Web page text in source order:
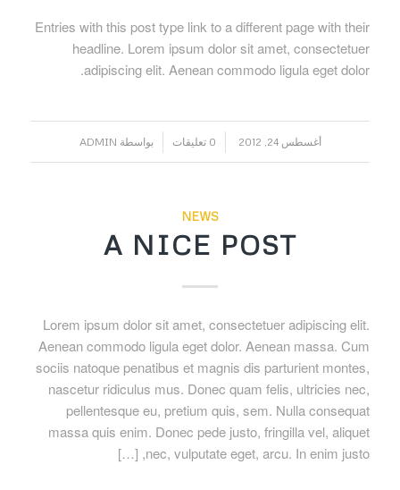
Entries with this post type link to a different page with their
headline. Lorem ipsum dolor sit amet, consectetuer
adipiscing elit. Aenean commodo ligula eget dolor.
أغسطس 24, 2012
/ 0 تعليقات بواسطة ADMIN
NEWS
A NICE POST
Lorem ipsum dolor sit amet, consectetuer adipiscing elit.
Aenean commodo ligula eget dolor. Aenean massa. Cum
sociis natoque penatibus et magnis dis parturient montes,
nascetur ridiculus mus. Donec quam felis, ultricies nec,
pellentesque eu, pretium quis, sem. Nulla consequat
massa quis enim. Donec pede justo, fringilla vel, aliquet
nec, vulputate eget, arcu. In enim justo, […]